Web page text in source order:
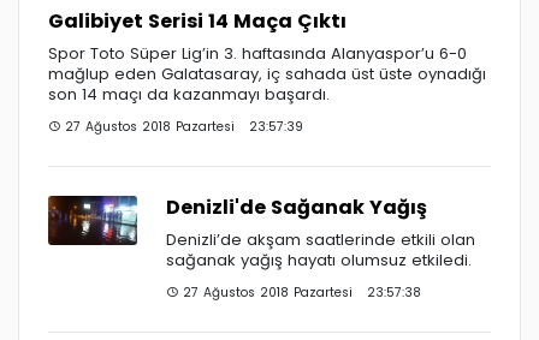
Galibiyet Serisi 14 Maça Çıktı
Spor Toto Süper Lig’in 3. haftasında Alanyaspor’u 6-0
mağlup eden Galatasaray, iç sahada üst üste oynadığı
son 14 maçı da kazanmayı başardı.
27 Ağustos 2018 Pazartesi 23:57:39
Denizli'de Sağanak Yağış
Denizli’de akşam saatlerinde etkili olan
sağanak yağış hayatı olumsuz etkiledi.
27 Ağustos 2018 Pazartesi 23:57:38